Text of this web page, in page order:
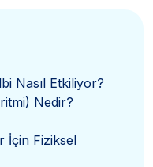
Nasıl Etkiliyor?
Nedir?
İçin Fiziksel